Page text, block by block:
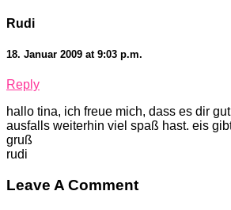
Rudi
18. Januar 2009 at 9:03 p.m.
Reply
hallo tina, ich freue mich, dass es dir
ausfalls weiterhin viel spaß hast. eis
gruß
rudi
Leave A Comment